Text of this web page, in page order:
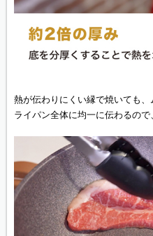
熱が伝わりにくい縁で焼いても
ライパン全体に均一に伝わるので